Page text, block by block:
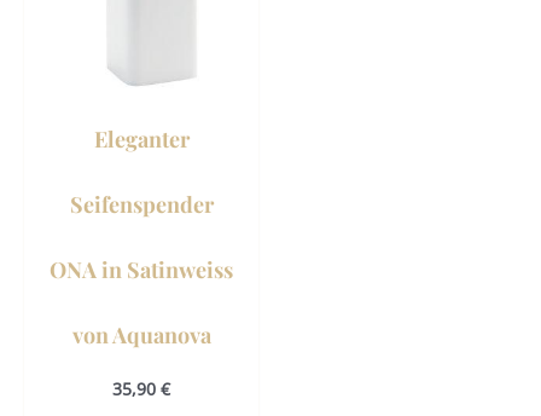
Eleganter
Seifenspender
ONA in Satinweiss
von Aquanova
35,90 €